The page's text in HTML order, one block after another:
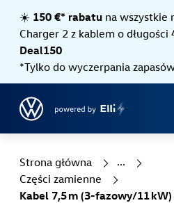
☀️ 150 €* rabatu na wszystkie
Charger 2 z kablem o długości
Deal150
*Tylko do wyczerpania
Strona główna
Sklep
Części zamienne
Kabel 7,5 m (3-fazowy/11